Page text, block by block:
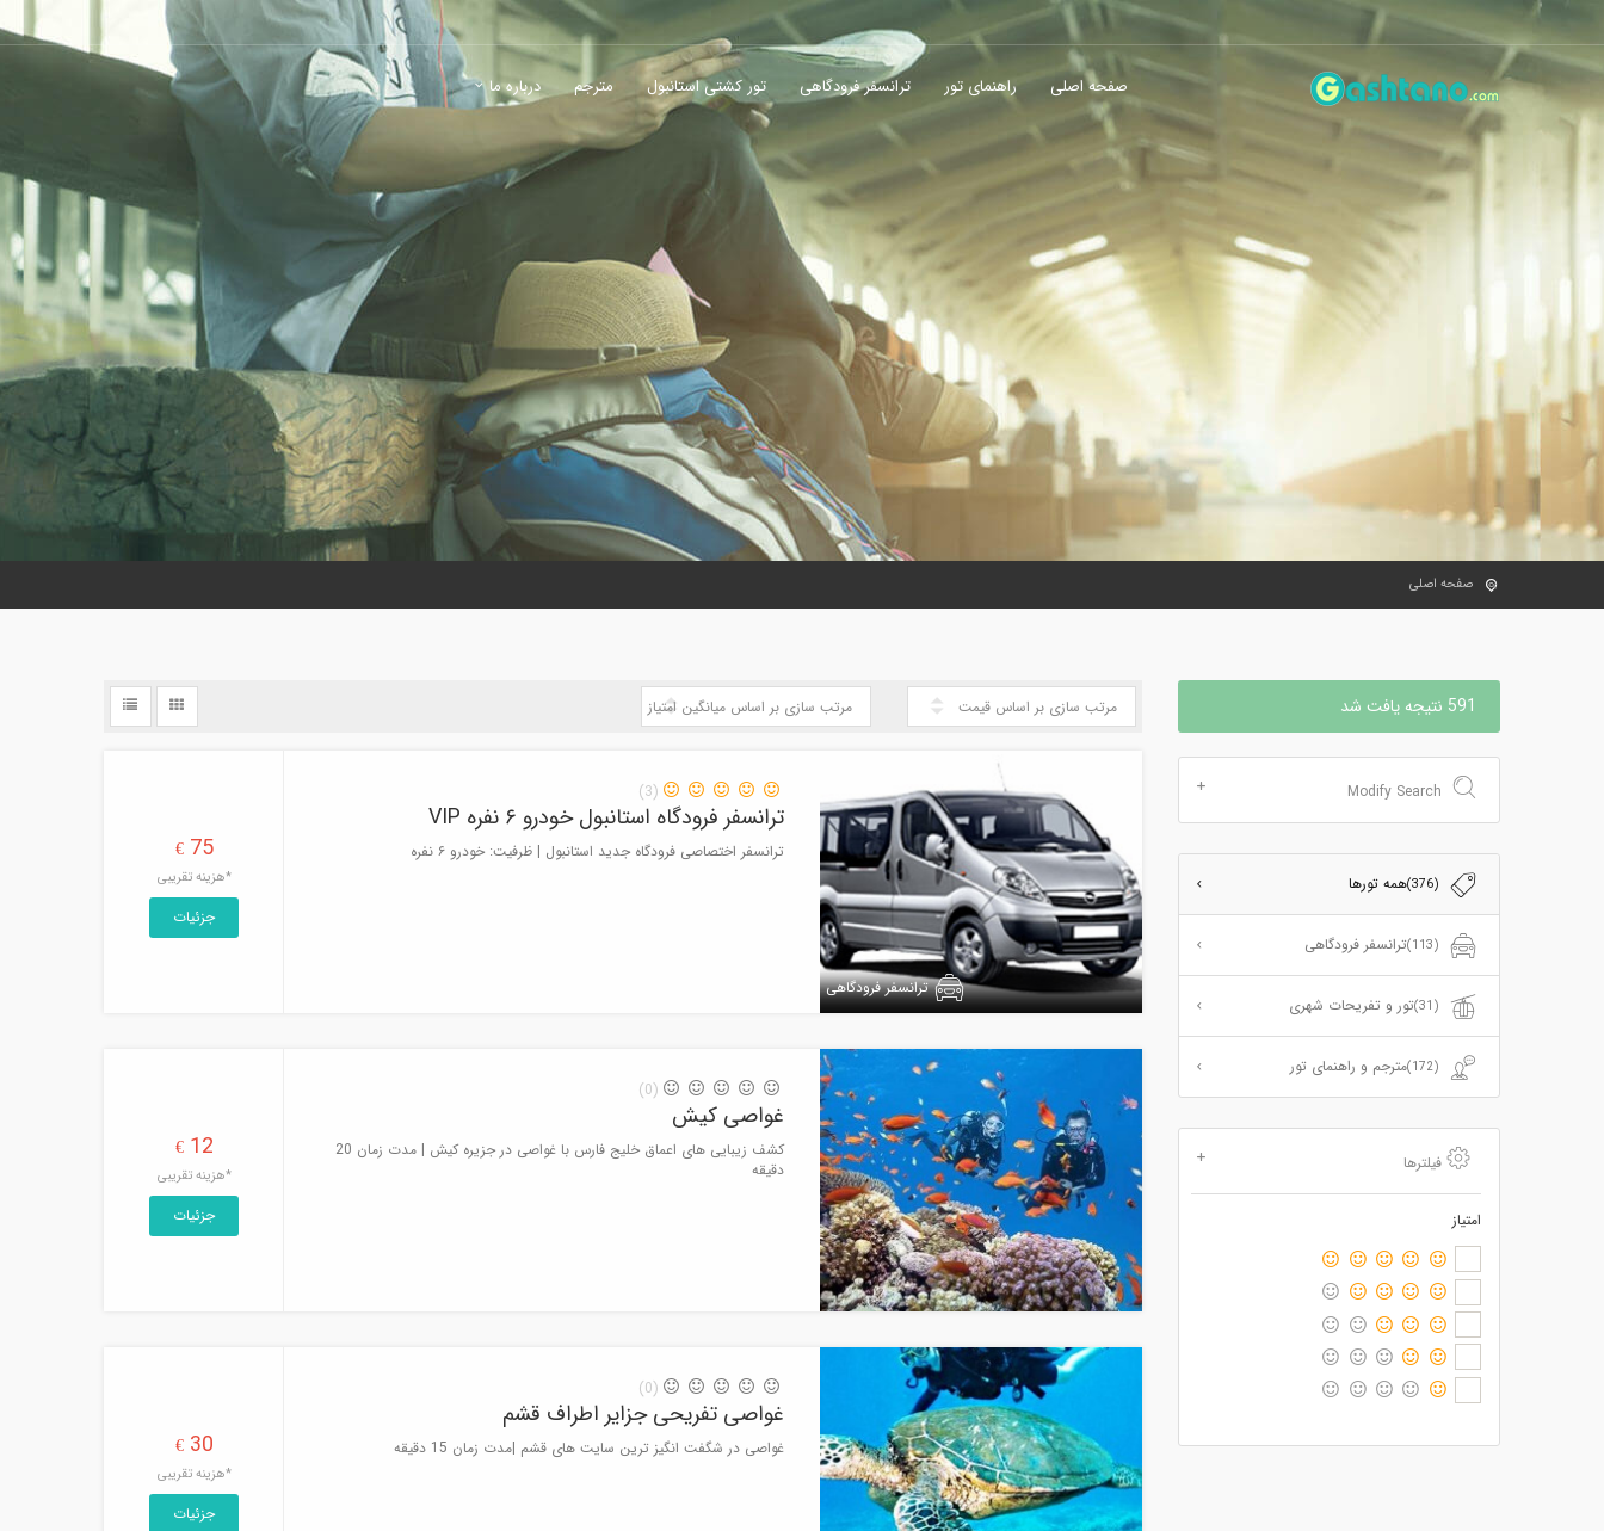
صفحه اصلی راهنمای تور ترانسفر فرودگاهی تور کشتی استانبول مترجم درباره ما
صفحه اصلی
591 نتیجه یافت شد
Modify Search
(376) همه تورها
(113) ترانسفر فرودگاهی
(31) تور و تفریحات شهری
(172) مترجم و راهنمای تور
فیلترها
امتیاز
ترانسفر فرودگاهی
(3)
ترانسفر فرودگاه استانبول خودرو ۶ نفره VIP
ترانسفر اختصاصی فرودگاه جدید استانبول | ظرفیت: خودرو ۶ نفره 75
€
*هزینه تقریبی
جزئیات
(0)
غواصی کیش
کشف زیبایی های اعماق خلیج فارس با غواصی در جزیره کیش | مدت زمان 20
دقیقه
12
€
*هزینه تقریبی
جزئیات
(0)
غواصی تفریحی جزایر اطراف قشم
غواصی در شگفت انگیز ترین سایت های قشم |مدت زمان 15 دقیقه 30
€
*هزینه تقریبی
جزئیات